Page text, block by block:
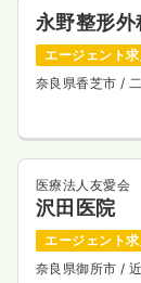
永野整形
エージェント求
奈良県香芝市/
医療法人友愛会
沢田医院
エージェント求
奈良県御所市/